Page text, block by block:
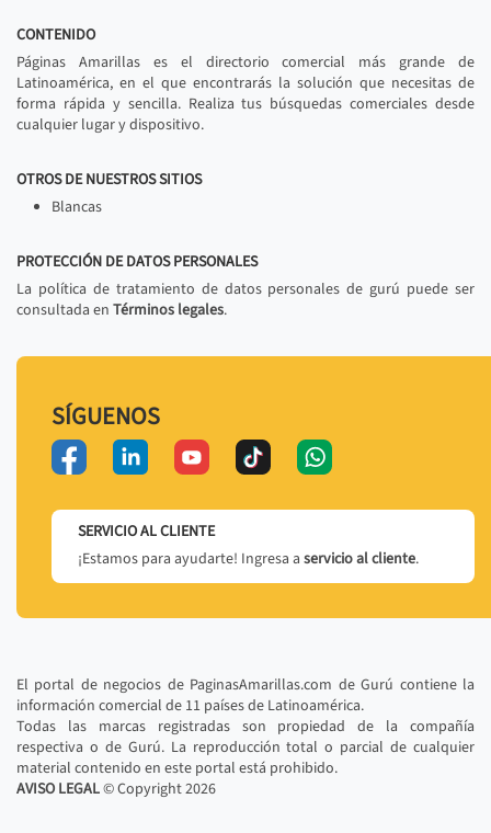
CONTENIDO
Páginas Amarillas es el directorio comercial más grande de
Latinoamérica, en el que encontrarás la solución que necesitas de
forma rápida y sencilla. Realiza tus búsquedas comerciales desde
cualquier lugar y dispositivo.
OTROS DE NUESTROS SITIOS
Blancas
PROTECCIÓN DE DATOS PERSONALES
La política de tratamiento de datos personales de gurú puede ser
consultada en Términos legales.
SÍGUENOS
SERVICIO AL CLIENTE
¡Estamos para ayudarte! Ingresa a servicio al cliente.
El portal de negocios de PaginasAmarillas.com de Gurú contiene la
información comercial de 11 países de Latinoamérica.
Todas las marcas registradas son propiedad de la compañía
respectiva o de Gurú. La reproducción total o parcial de cualquier
material contenido en este portal está prohibido.
AVISO LEGAL© Copyright2026